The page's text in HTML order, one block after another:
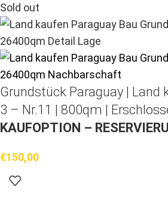
Sold out
Grundstück Paraguay | Land
3 – Nr.11 | 800qm |
KAUFOPTION –
€150,00